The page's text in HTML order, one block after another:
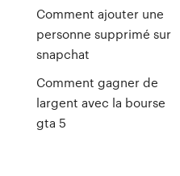
Comment ajouter une
personne supprimé sur
snapchat
Comment gagner de
largent avec la bourse
gta 5